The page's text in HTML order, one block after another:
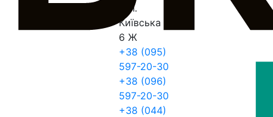
вул.
Київська
6 Ж
+38 (095)
597-20-30
+38 (096)
597-20-30
+38 (044)